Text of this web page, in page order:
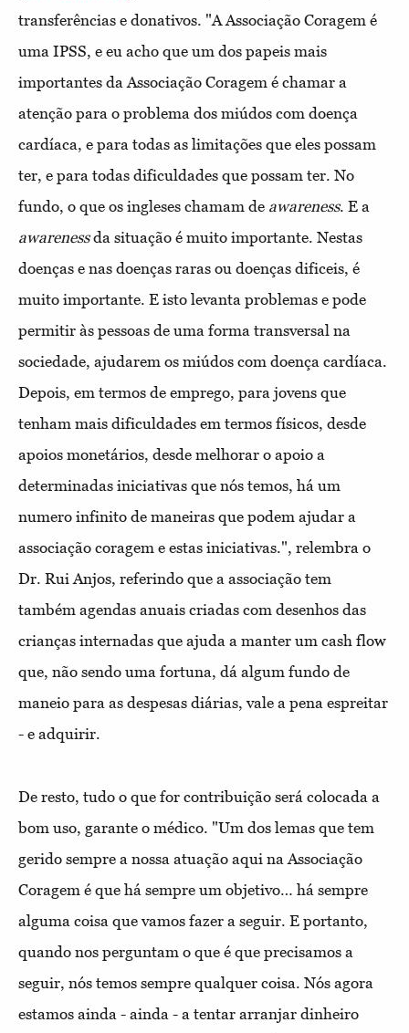
transferências e donativos. "A Associação Coragem é
uma IPSS, e eu acho que um dos papeis mais
importantes da Associação Coragem é chamar a
atenção para o problema dos miúdos com doença
cardíaca, e para todas as limitações que eles possam
ter, e para todas dificuldades que possam ter. No
fundo, o que os ingleses chamam de awareness. E a
awarenessda situação é muito importante. Nestas
doenças e nas doenças raras ou doenças dificeis, é
muito importante. E isto levanta problemas e pode
permitir às pessoas de uma forma transversal na
sociedade, ajudarem os miúdos com doença cardíaca.
Depois, em termos de emprego, para jovens que
tenham mais dificuldades em termos físicos, desde
apoios monetários, desde melhorar o apoio a
determinadas iniciativas que nós temos, há um
numero infinito de maneiras que podem ajudar a
associação coragem e estas iniciativas.", relembra o
Dr. Rui Anjos, referindo que a associação tem
também agendas anuais criadas com desenhos das
crianças internadas que ajuda a manter um cash flow
que, não sendo uma fortuna, dá algum fundo de
maneio para as despesas diárias, vale a pena espreitar
- e adquirir.
De resto, tudo o que for contribuição será colocada a
bom uso, garante o médico. "Um dos lemas que tem
gerido sempre a nossa atuação aqui na Associação
Coragem é que há sempre um objetivo… há sempre
alguma coisa que vamos fazer a seguir. E portanto,
quando nos perguntam o que é que precisamos a
seguir, nós temos sempre qualquer coisa. Nós agora
estamos ainda - ainda - a tentar arranjar dinheiro